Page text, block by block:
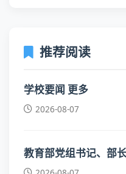
推荐阅读
学校要闻 更多
2026-08-07
教育部党组书记、部